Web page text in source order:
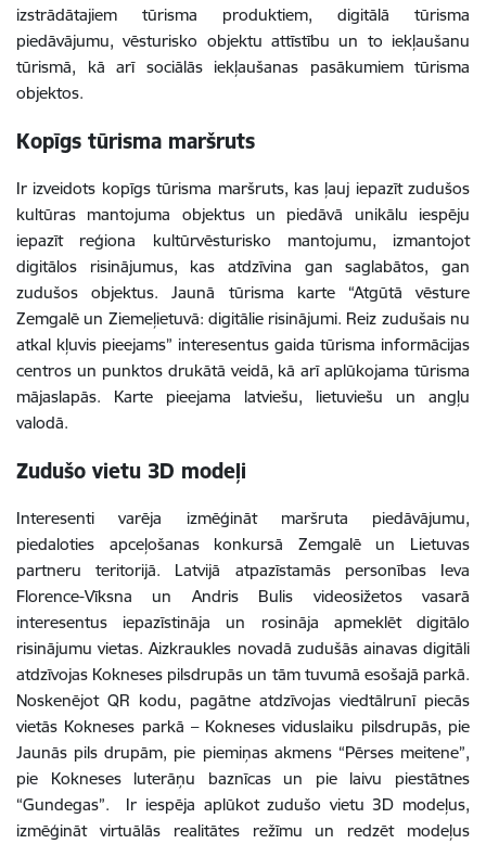
izstrādātajiem tūrisma produktiem, digitālā tūrisma
piedāvājumu, vēsturisko objektu attīstību un to iekļaušanu
tūrismā, kā arī sociālās iekļaušanas pasākumiem tūrisma
objektos.
Kopīgs tūrisma maršruts
Ir izveidots kopīgs tūrisma maršruts, kas ļauj iepazīt zudušos
kultūras mantojuma objektus un piedāvā unikālu iespēju
iepazīt reģiona kultūrvēsturisko mantojumu, izmantojot
digitālos risinājumus, kas atdzīvina gan saglabātos, gan
zudušos objektus. Jaunā tūrisma karte “Atgūtā vēsture
Zemgalē un Ziemeļietuvā: digitālie risinājumi. Reiz zudušais nu
atkal kļuvis pieejams” interesentus gaida tūrisma informācijas
centros un punktos drukātā veidā, kā arī aplūkojama tūrisma
mājaslapās. Karte pieejama latviešu, lietuviešu un angļu
valodā.
Zudušo vietu 3D modeļi
Interesenti varēja izmēģināt maršruta piedāvājumu,
piedaloties apceļošanas konkursā Zemgalē un Lietuvas
partneru teritorijā. Latvijā atpazīstamās personības Ieva
Florence-Vīksna un Andris Bulis videosižetos vasarā
interesentus iepazīstināja un rosināja apmeklēt digitālo
risinājumu vietas. Aizkraukles novadā zudušās ainavas digitāli
atdzīvojas Kokneses pilsdrupās un tām tuvumā esošajā parkā.
Noskenējot QR kodu, pagātne atdzīvojas viedtālrunī piecās
vietās Kokneses parkā – Kokneses viduslaiku pilsdrupās, pie
Jaunās pils drupām, pie piemiņas akmens “Pērses meitene”,
pie Kokneses luterāņu baznīcas un pie laivu piestātnes
“Gundegas”. Ir iespēja aplūkot zudušo vietu 3D modeļus,
izmēģināt virtuālās realitātes režīmu un redzēt modeļus